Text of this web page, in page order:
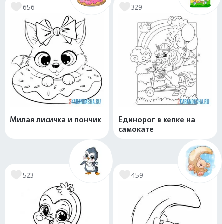
656
Милая лисичка и пончик
329
Единорог в кепке на
самокате
523 459